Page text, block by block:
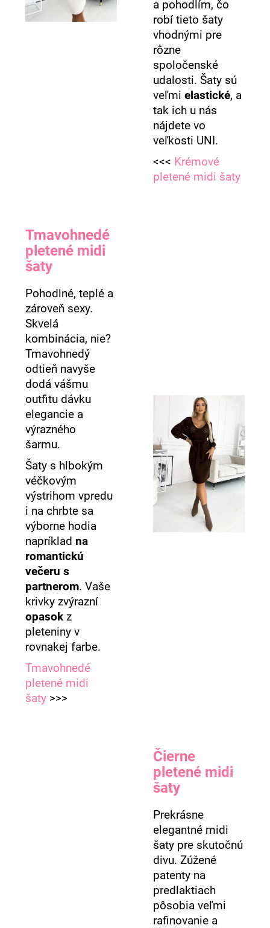
a pohodlím, čo
robí tieto šaty
vhodnými pre
rôzne
spoločenské
udalosti. Šaty sú
veľmi elastické, a
tak ich u nás
nájdete vo
veľkosti UNI.
<<< Krémové
pletené midi šaty
Tmavohnedé
pletené midi
šaty
Pohodlné, teplé a
zároveň sexy.
Skvelá
kombinácia, nie?
Tmavohnedý
odtieň navyše
dodá vášmu
outfitu dávku
elegancie a
výrazného
šarmu.
Šaty s hlbokým
véčkovým
výstrihom vpredu
i na chrbte sa
výborne hodia
napríklad na
romantickú
večeru s
partnerom. Vaše
krivky zvýrazní
opasok z
pleteniny v
rovnakej farbe.
Tmavohnedé
pletené midi
šaty >>>
Čierne
pletené midi
šaty
Prekrásne
elegantné midi
šaty pre skutočnú
divu. Zúžené
patenty na
predlaktiach
pôsobia veľmi
rafinovanie a